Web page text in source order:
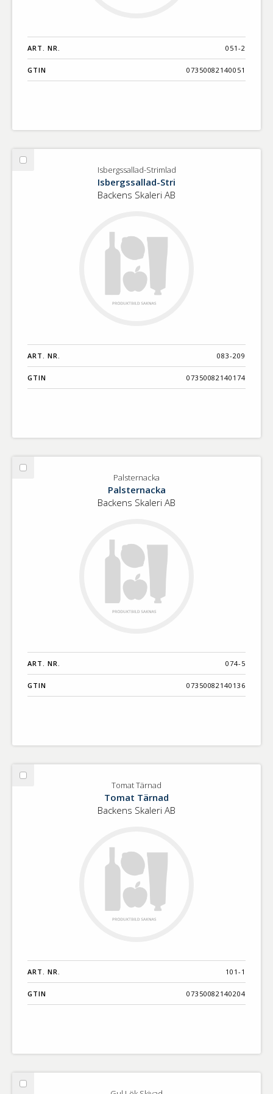
ART. NR. 051-2
GTIN 07350082140051
Välj
Isbergssallad-Strimlad
Isbergssallad-Stri
Backens Skaleri AB
ART. NR. 083-209
GTIN 07350082140174
Välj
Palsternacka
Palsternacka
Backens Skaleri AB
ART. NR. 074-5
GTIN 07350082140136
Välj
Tomat Tärnad
Tomat Tärnad
Backens Skaleri AB
ART. NR. 101-1
GTIN 07350082140204
Välj